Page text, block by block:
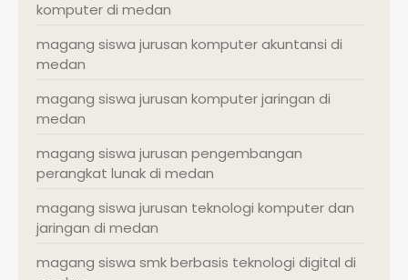
komputer di medan
magang siswa jurusan komputer akuntansi di
medan
magang siswa jurusan komputer jaringan di
medan
magang siswa jurusan pengembangan
perangkat lunak di medan
magang siswa jurusan teknologi komputer dan
jaringan di medan
magang siswa smk berbasis teknologi digital di